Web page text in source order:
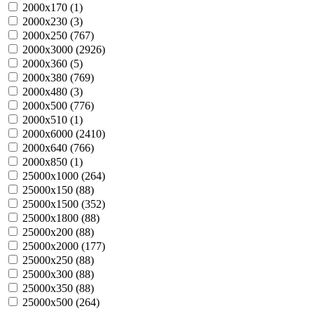
2000х170 (1)
2000х230 (3)
2000х250 (767)
2000х3000 (2926)
2000х360 (5)
2000х380 (769)
2000х480 (3)
2000х500 (776)
2000х510 (1)
2000х6000 (2410)
2000х640 (766)
2000х850 (1)
25000х1000 (264)
25000х150 (88)
25000х1500 (352)
25000х1800 (88)
25000х200 (88)
25000х2000 (177)
25000х250 (88)
25000х300 (88)
25000х350 (88)
25000х500 (264)